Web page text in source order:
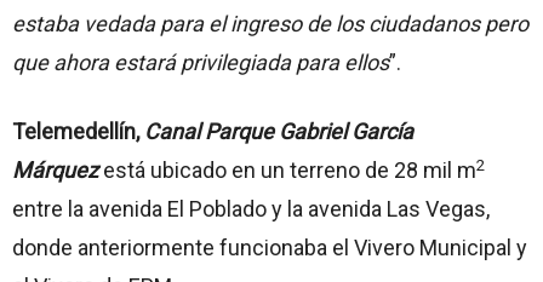
estaba vedada para el ingreso de los ciudadanos pero
que ahora estará privilegiada para ellos”.
Telemedellín, Canal Parque Gabriel García
Márquezestá ubicado en un terreno de 28 mil m2
entre la avenida El Poblado y la avenida Las Vegas,
donde anteriormente funcionaba el Vivero Municipal y